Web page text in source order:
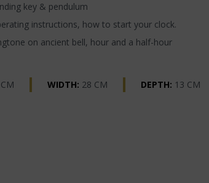
key & pendulum
instructions, how to start your clock.
on ancient bell, hour and a half-hour
WIDTH: 28 CM DEPTH: 13 CM